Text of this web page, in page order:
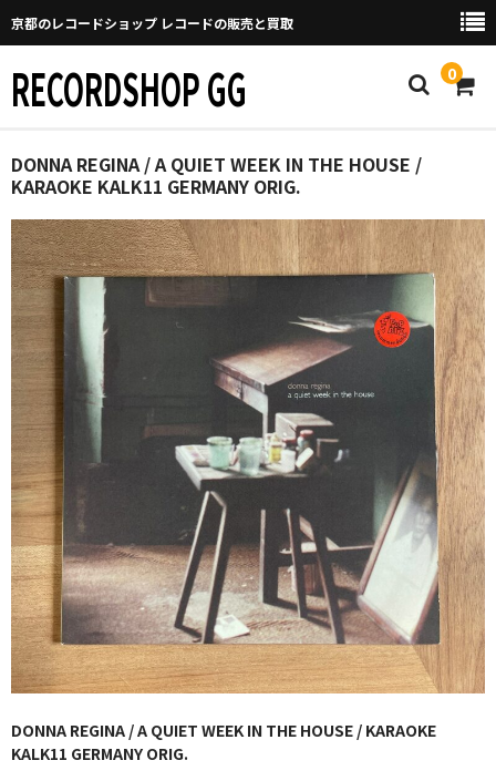
京都のレコードショップ レコードの販売と買取
RECORDSHOP GG 0
Home
GGについて
買取について
取り置きなどについて
Categories
New Arrivals
新譜
GG RECORD （当店のレーベル）
全商品
JAZZ-US
BLUE NOTE
JAZZ-JP
DONNA REGINA / A QUIET WEEK IN THE HOUSE /
KARAOKE KALK11 GERMANY ORIG.
DONNA REGINA / A QUIET WEEK IN THE HOUSE / KARAOKE
KALK11 GERMANY ORIG.